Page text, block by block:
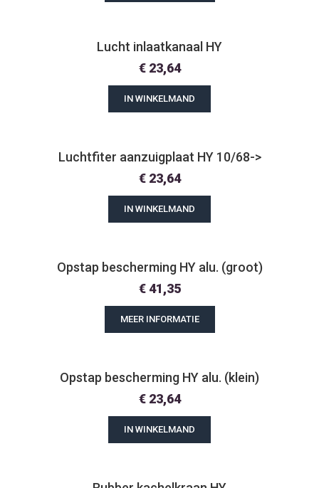
Lucht inlaatkanaal HY
€23,64
IN WINKELMAND
Luchtfiter aanzuigplaat HY 10/68->
€23,64
IN WINKELMAND
Opstap bescherming HY alu. (groot)
€41,35
MEER INFORMATIE
Opstap bescherming HY alu. (klein)
€23,64
IN WINKELMAND